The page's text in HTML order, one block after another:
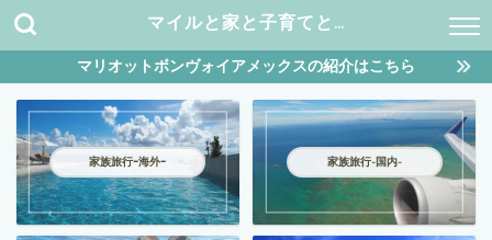
マイルと家と子育てと…
マリオットボンヴォイアメックスの紹介はこちら
家族旅行ｰ海外ｰ 家族旅行-国内-